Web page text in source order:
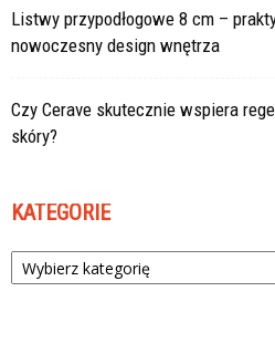
Listwy przypodłogowe 8 cm –
nowoczesny design wnętrza
Czy Cerave skutecznie wspiera
skóry?
KATEGORIE
Kategorie